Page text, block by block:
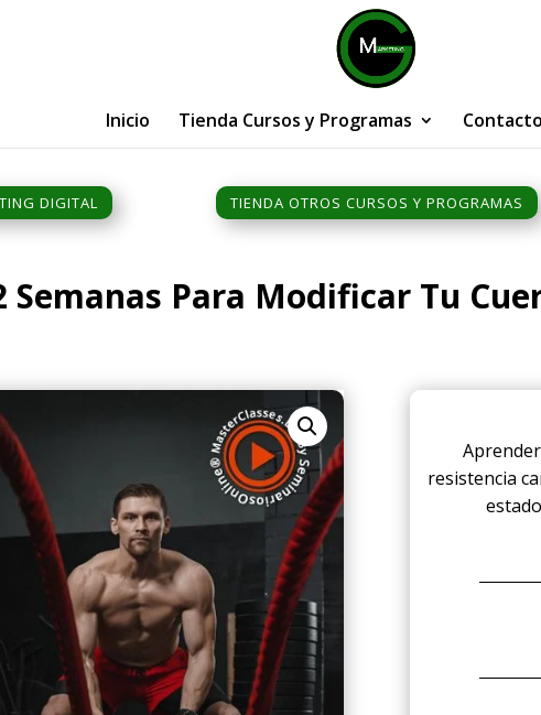
Inicio Tienda Cursos y Programas Contacto
DIGITAL TIENDA OTROS CURSOS Y PROGRAMAS
Semanas Para Modificar Tu
resistencia